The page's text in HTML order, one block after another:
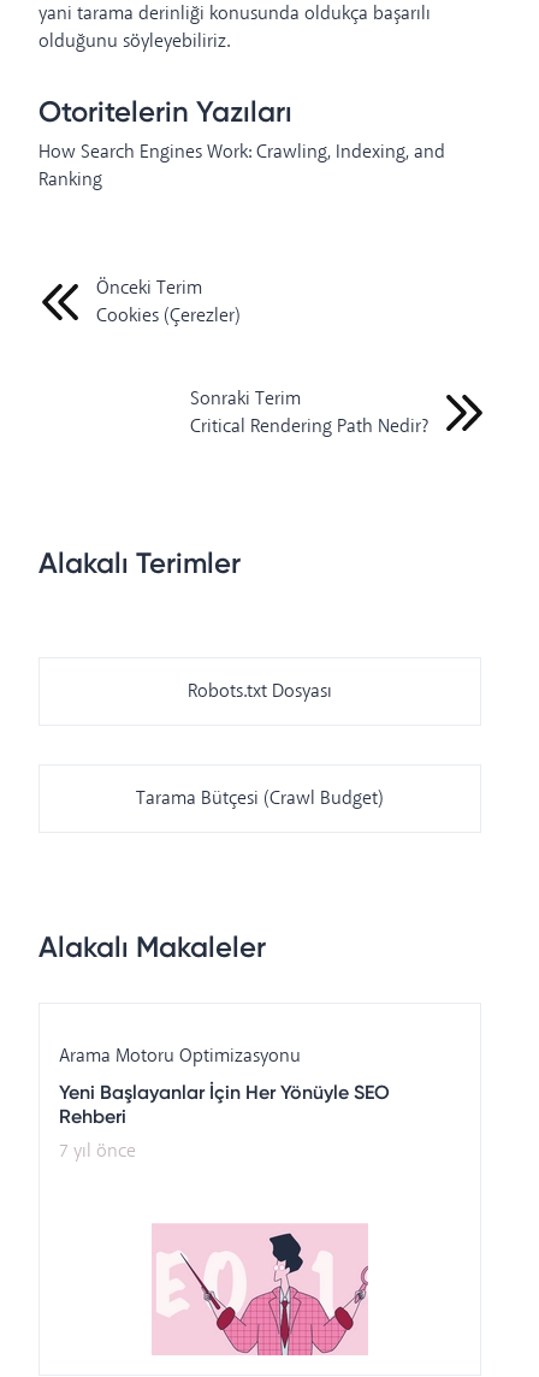
yani tarama derinliği konusunda oldukça başarılı
olduğunu söyleyebiliriz.
Otoritelerin Yazıları
How Search Engines Work: Crawling, Indexing, and
Ranking
Önceki Terim
Cookies (Çerezler)
Sonraki Terim
Critical Rendering Path Nedir?
Alakalı Terimler
Robots.txt Dosyası
Tarama Bütçesi (Crawl Budget)
Alakalı Makaleler
Arama Motoru Optimizasyonu
Yeni Başlayanlar İçin Her Yönüyle SEO
Rehberi
7 yıl önce